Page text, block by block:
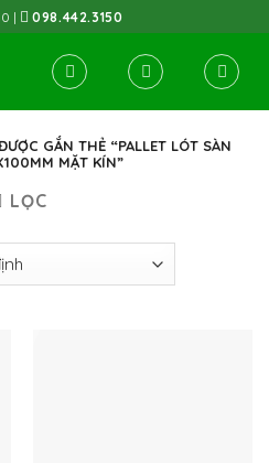
| 098.442.3150
GẮN THẺ “PALLET LÓT SÀN
MẶT KÍN”
LỌC